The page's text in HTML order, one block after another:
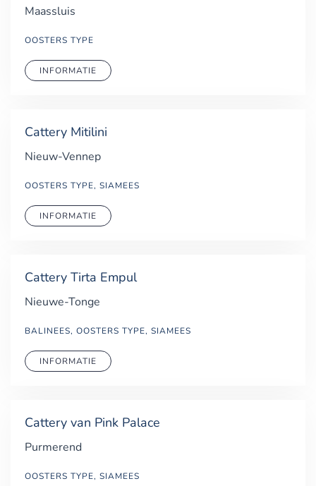
Maassluis
OOSTERS TYPE
INFORMATIE
Cattery Mitilini
Nieuw-Vennep
OOSTERS TYPE, SIAMEES
INFORMATIE
Cattery Tirta Empul
Nieuwe-Tonge
BALINEES, OOSTERS TYPE, SIAMEES
INFORMATIE
Cattery van Pink Palace
Purmerend
OOSTERS TYPE, SIAMEES